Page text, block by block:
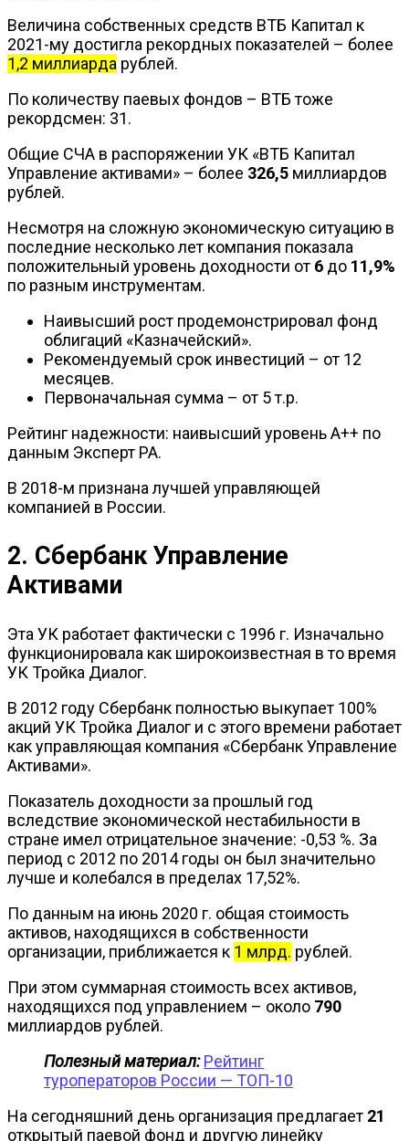
Величина собственных средств ВТБ Капитал к
2021-му достигла рекордных показателей – более
1,2 миллиарда рублей.
По количеству паевых фондов – ВТБ тоже
рекордсмен: 31.
Общие СЧА в распоряжении УК «ВТБ Капитал
Управление активами» – более 326,5 миллиардов
рублей.
Несмотря на сложную экономическую ситуацию в
последние несколько лет компания показала
положительный уровень доходности от 6 до 11,9%
по разным инструментам.
Наивысший рост продемонстрировал фонд
облигаций «Казначейский».
Рекомендуемый срок инвестиций – от 12
месяцев.
Первоначальная сумма – от 5 т.р.
Рейтинг надежности: наивысший уровень А++ по
данным Эксперт РА.
В 2018-м признана лучшей управляющей
компанией в России.
2. Сбербанк Управление
Активами
Эта УК работает фактически с 1996 г. Изначально
функционировала как широкоизвестная в то время
УК Тройка Диалог.
В 2012 году Сбербанк полностью выкупает 100%
акций УК Тройка Диалог и с этого времени работает
как управляющая компания «Сбербанк Управление
Активами».
Показатель доходности за прошлый год
вследствие экономической нестабильности в
стране имел отрицательное значение: -0,53 %. За
период с 2012 по 2014 годы он был значительно
лучше и колебался в пределах 17,52%.
По данным на июнь 2020 г. общая стоимость
активов, находящихся в собственности
организации, приближается к 1 млрд. рублей.
При этом суммарная стоимость всех активов,
находящихся под управлением – около 790
миллиардов рублей.
Полезный материал: Рейтинг
туроператоров России — ТОП-10
На сегодняшний день организация предлагает 21
открытый паевой фонд и другую линейку